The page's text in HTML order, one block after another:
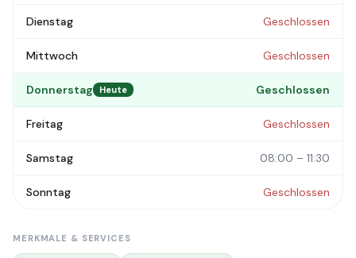
Dienstag Geschlossen
Mittwoch Geschlossen
Donnerstag Heute Geschlossen
Freitag Geschlossen
Samstag 08:00 – 11:30
Sonntag Geschlossen
MERKMALE & SERVICES